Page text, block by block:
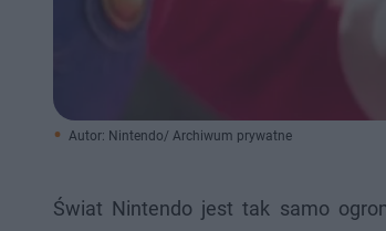
Autor: Nintendo/ Archiwum prywatne
Świat Nintendo jest tak samo